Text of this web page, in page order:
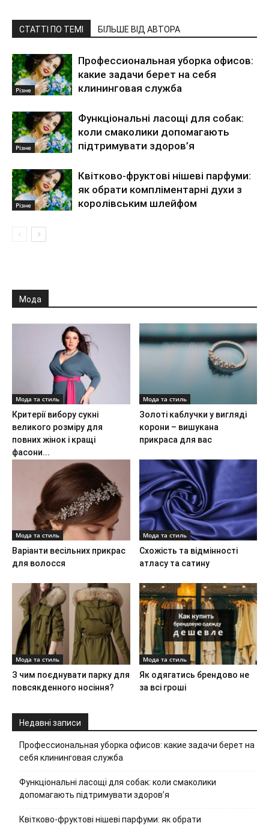
СТАТТІ ПО ТЕМІ БІЛЬШЕ ВІД АВТОРА
Різне
Профессиональная уборка офисов:
какие задачи берет на себя
клининговая служба
Різне
Функціональні ласощі для собак:
коли смаколики допомагають
підтримувати здоров’я
Різне
Квітково-фруктові нішеві парфуми:
як обрати компліментарні духи з
королівським шлейфом
Мода
Мода та стиль
Критерії вибору сукні
великого розміру для
повних жінок і кращі
фасони...
Мода та стиль
Золоті каблучки у вигляді
корони – вишукана
прикраса для вас
Мода та стиль
Варіанти весільних прикрас
для волосся
Мода та стиль
Схожість та відмінності
атласу та сатину
Мода та стиль
З чим поєднувати парку для
повсякденного носіння?
Мода та стиль
Як одягатись брендово не
за всі гроші
Недавні записи
Профессиональная уборка офисов: какие задачи берет на
себя клининговая служба
Функціональні ласощі для собак: коли смаколики
допомагають підтримувати здоров’я
Квітково-фруктові нішеві парфуми: як обрати